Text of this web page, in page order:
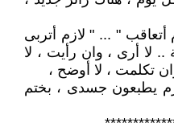
أتعاقب " ... " لازم أتربى
لا أرى ، وان رأيت ، لا
تكلمت ، لا أوضح ،
يطبعون جسدى ، بختم